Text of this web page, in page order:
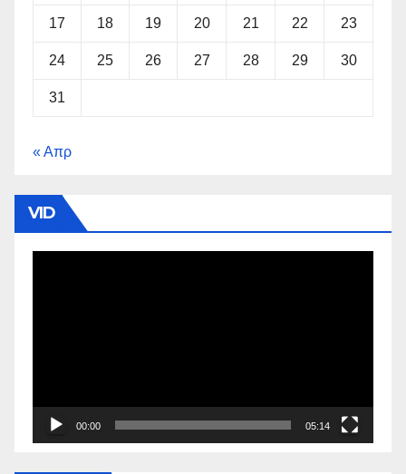
17 18 19 20 21 22 23
24 25 26 27 28 29 30
31
« Απρ
VID
00:00 05:14